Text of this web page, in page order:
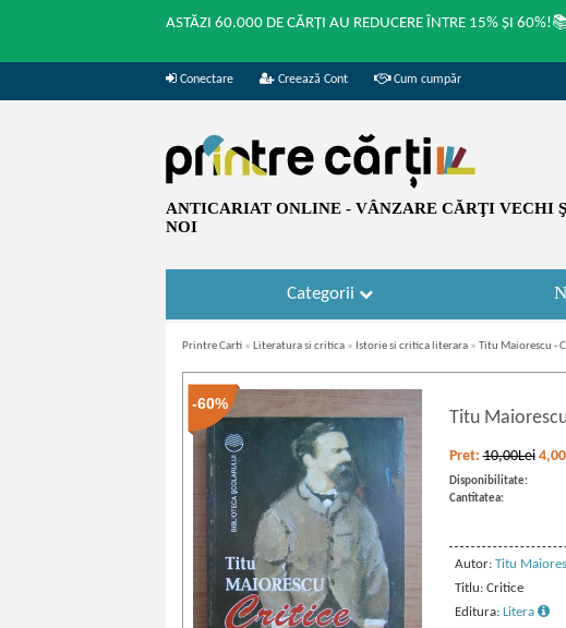
ASTĂZI 60.000 DE CĂRȚI AU REDUCERE ÎNTRE 15% ȘI
Conectare Creează Cont Cum cumpăr
ANTICARIAT ONLINE - VÂNZARE CĂRŢI VECHI
NOI
Categorii
Printre Carti » Literatura si critica » Istorie si critica literara » Titu Maiorescu -
-60%
Titu
Pret:10,00Lei 4,00
Disponibilitate:
Cantitatea:
Autor: Titu
Titlu: Critice
Editura: Litera